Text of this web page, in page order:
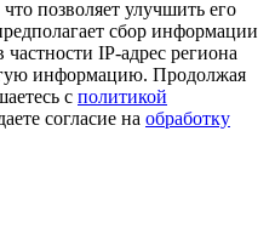
позволяет улучшить его
сбор информации
частности IP-адрес региона
информацию. Продолжая
с политикой
согласие на обработку